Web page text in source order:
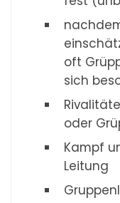
oft
sich
oder
Kampf
Leitung